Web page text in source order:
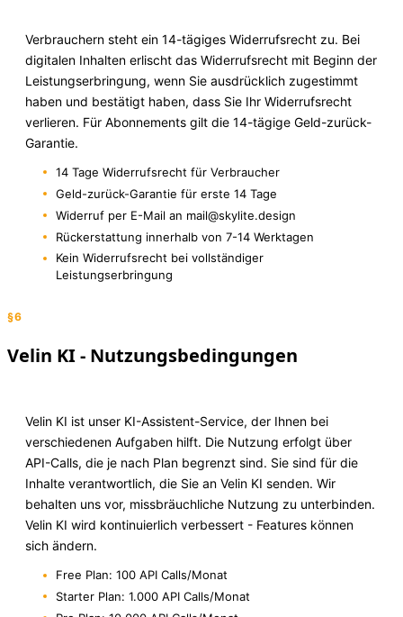
Verbrauchern steht ein 14-tägiges Widerrufsrecht zu. Bei
digitalen Inhalten erlischt das Widerrufsrecht mit Beginn der
Leistungserbringung, wenn Sie ausdrücklich zugestimmt
haben und bestätigt haben, dass Sie Ihr Widerrufsrecht
verlieren. Für Abonnements gilt die 14-tägige Geld-zurück-
Garantie.
14 Tage Widerrufsrecht für Verbraucher
Geld-zurück-Garantie für erste 14 Tage
Widerruf per E-Mail an mail@skylite.design
Rückerstattung innerhalb von 7-14 Werktagen
Kein Widerrufsrecht bei vollständiger
Leistungserbringung
§6
Velin KI - Nutzungsbedingungen
Velin KI ist unser KI-Assistent-Service, der Ihnen bei
verschiedenen Aufgaben hilft. Die Nutzung erfolgt über
API-Calls, die je nach Plan begrenzt sind. Sie sind für die
Inhalte verantwortlich, die Sie an Velin KI senden. Wir
behalten uns vor, missbräuchliche Nutzung zu unterbinden.
Velin KI wird kontinuierlich verbessert - Features können
sich ändern.
Free Plan: 100 API Calls/Monat
Starter Plan: 1.000 API Calls/Monat